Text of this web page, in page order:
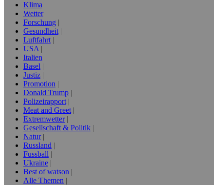
Klima
Wetter
Forschung
Gesundheit
Luftfahrt
USA
Italien
Basel
Justiz
Promotion
Donald Trump
Polizeirapport
Meat and Greet
Extremwetter
Gesellschaft & Politik
Natur
Russland
Fussball
Ukraine
Best of watson
Alle Themen